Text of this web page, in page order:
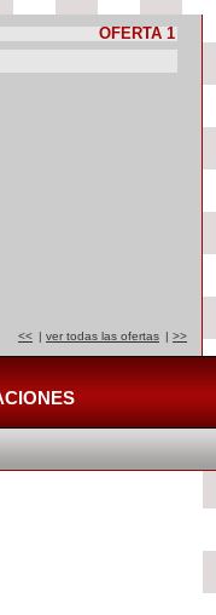
OFERTA 1
<< | ver todas las ofertas | >>